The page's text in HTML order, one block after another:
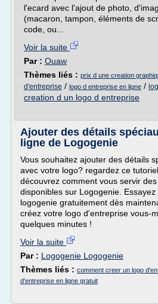
l'ecard avec l'ajout de photo,
(macaron, tampon, éléments de
code, ou...
Voir la suite
Par : Ouaw
Thèmes liés : prix d une creation
d'entreprise / logo d entreprise en ligne /
creation d un logo d entreprise
Ajouter des détails
ligne de Logogenie
Vous souhaitez ajouter des détails
avec votre logo? regardez ce
découvrez comment vous servir
disponibles sur Logogenie. Essayez
logogenie gratuitement dès
créez votre logo d'entreprise vous-
quelques minutes !
Voir la suite
Par : Logogenie Logogenie
Thèmes liés : comment creer un logo
d'entreprise en ligne gratuit